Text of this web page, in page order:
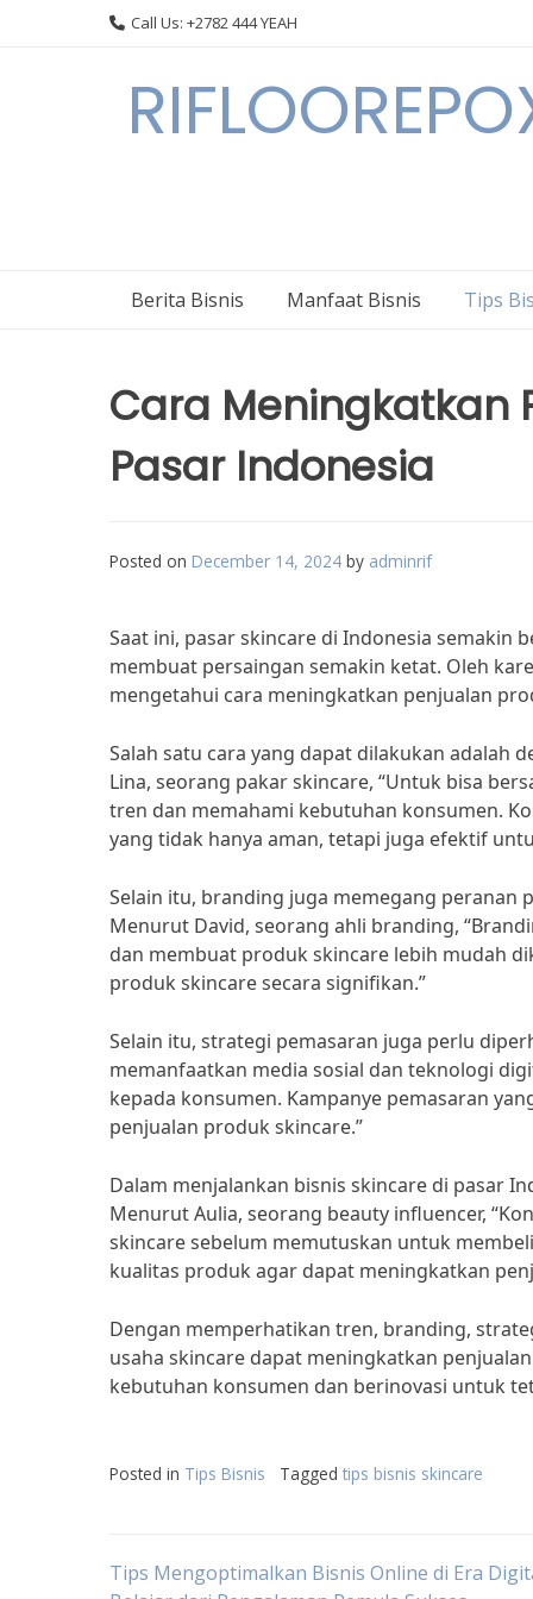
Call Us: +2782 444 YEAH
Berita Bisnis Manfaat Bisnis Tips
Cara Meningkatkan
Pasar Indonesia
Posted on December 14, 2024 by adminrif
Saat ini, pasar skincare di Indonesia semakin
membuat persaingan semakin ketat. Oleh
mengetahui cara meningkatkan penjualan
Salah satu cara yang dapat dilakukan
Lina, seorang pakar skincare, “Untuk bisa
tren dan memahami kebutuhan konsumen.
yang tidak hanya aman, tetapi juga efektif
Selain itu, branding juga memegang
Menurut David, seorang ahli branding,
dan membuat produk skincare lebih mudah
produk skincare secara signifikan.”
Selain itu, strategi pemasaran juga perlu
memanfaatkan media sosial dan teknologi
kepada konsumen. Kampanye pemasaran
penjualan produk skincare.”
Dalam menjalankan bisnis skincare di pasar
Menurut Aulia, seorang beauty influencer,
skincare sebelum memutuskan untuk
kualitas produk agar dapat meningkatkan
Dengan memperhatikan tren, branding,
usaha skincare dapat meningkatkan
kebutuhan konsumen dan berinovasi untuk
Posted in Tips Bisnis Tagged tips bisnis skincare
Post
Tips Mengoptimalkan Bisnis Online di Era